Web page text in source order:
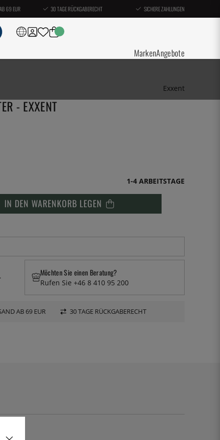
69 EUR 30 TAGE RÜCKGABERECHT SICHERE ZAHLUNGEN
MarkenAngebote
Exxent
- EXXENT
1-4 ARBEITSTAGE
IN DEN WARENKORB LEGEN
Möchten Sie einen Beratung?
Rufen Sie +46 8 410 95 200
AB 69 EUR 30 TAGE RÜCKGABERECHT